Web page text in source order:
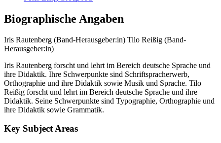
Biographische Angaben
Iris Rautenberg (Band-Herausgeber:in) Tilo Reißig (Band-
Herausgeber:in)
Iris Rautenberg forscht und lehrt im Bereich deutsche Sprache und
ihre Didaktik. Ihre Schwerpunkte sind Schriftspracherwerb,
Orthographie und ihre Didaktik sowie Musik und Sprache. Tilo
Reißig forscht und lehrt im Bereich deutsche Sprache und ihre
Didaktik. Seine Schwerpunkte sind Typographie, Orthographie und
ihre Didaktik sowie Grammatik.
Key Subject Areas